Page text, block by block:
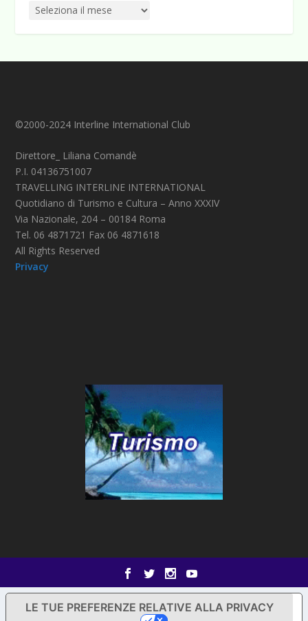
©2000-2024 Interline International Club
Direttore_ Liliana Comandè
P.I. 04136751007
TRAVELLING INTERLINE INTERNATIONAL
Quotidiano di Turismo e Cultura – Anno XXXIV
Via Nazionale, 204 – 00184 Roma
Tel. 06 4871721 Fax 06 4871618
All Rights Reserved
Privacy
LE TUE PREFERENZE RELATIVE ALLA PRIVACY